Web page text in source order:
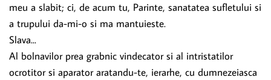
meu a slabit; ci, de acum tu, Parinte, sanatatea sufletului si
a trupului da-mi-o si ma mantuieste.
Slava...
Al bolnavilor prea grabnic vindecator si al intristatilor
ocrotitor si aparator aratandu-te, ierarhe, cu dumnezeiasca